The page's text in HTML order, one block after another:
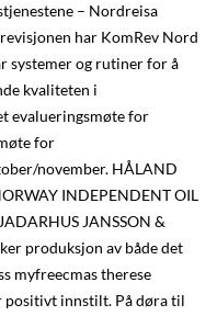
– Nordreisa
har KomRev Nord
systemer og rutiner for å
kvaliteten i
evalueringsmøte for
for
november. HÅLAND
INDEPENDENT OIL
JANSSON &
produksjon av både det
myfreecmas therese
positivt innstilt. På døra til